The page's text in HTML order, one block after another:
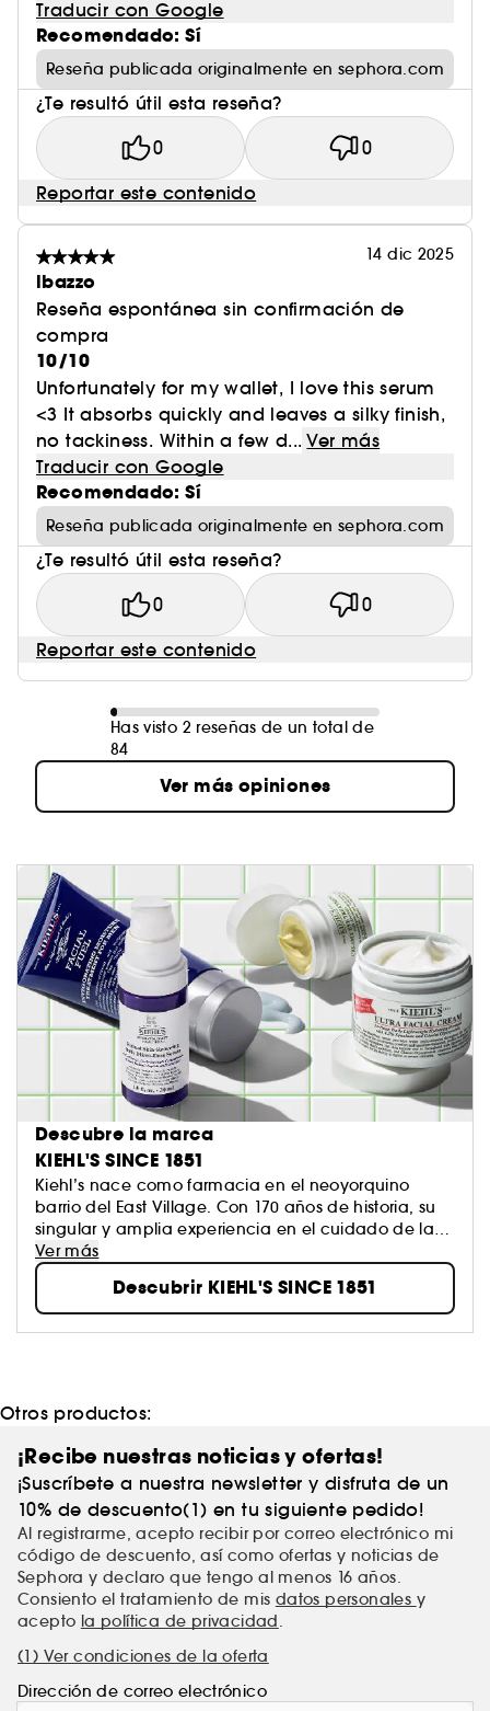
Traducir con Google
Recomendado: Sí
Reseña publicada originalmente en sephora.com
¿Te resultó útil esta reseña?
0 0
Reportar este contenido
14 dic 2025
lbazzo
Reseña espontánea sin confirmación de
compra
10/10
Unfortunately for my wallet, I love this serum
<3 It absorbs quickly and leaves a silky finish,
no tackiness. Within a few d... Ver más
Traducir con Google
Recomendado: Sí
Reseña publicada originalmente en sephora.com
¿Te resultó útil esta reseña?
0 0
Reportar este contenido
Has visto 2 reseñas de un total de
84
Ver más opiniones
Descubre la marca
KIEHL'S SINCE 1851
Kiehl’s nace como farmacia en el neoyorquino
barrio del East Village. Con 170 años de historia, su
singular y amplia experiencia en el cuidado de la
piel representa la combinación perfecta entre la
innovación y la naturaleza al servicio de sus clientes.
En tres palabras, Kiehl´s es INNOVACIÓN, SERVICIO Y
GENEROSIDAD, su razón de ser para sus fieles
consumidores.
Ver más
Descubrir KIEHL'S SINCE 1851
Otros productos:
¡Recibe nuestras noticias y ofertas!
¡Suscríbete a nuestra newsletter y disfruta de un
10% de descuento(1) en tu siguiente pedido!
Al registrarme, acepto recibir por correo electrónico mi
código de descuento, así como ofertas y noticias de
Sephora y declaro que tengo al menos 16 años.
Consiento el tratamiento de mis datos personales y
acepto la política de privacidad.
(1) Ver condiciones de la oferta
Dirección de correo electrónico